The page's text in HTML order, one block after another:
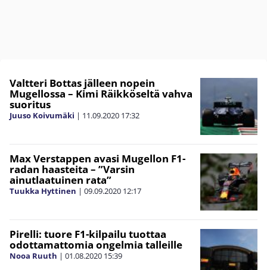
Valtteri Bottas jälleen nopein
Mugellossa – Kimi Räikköseltä vahva
suoritus
Juuso Koivumäki | 11.09.2020 17:32
Max Verstappen avasi Mugellon F1-
radan haasteita – ”Varsin
ainutlaatuinen rata”
Tuukka Hyttinen | 09.09.2020 12:17
Pirelli: tuore F1-kilpailu tuottaa
odottamattomia ongelmia talleille
Nooa Ruuth | 01.08.2020 15:39